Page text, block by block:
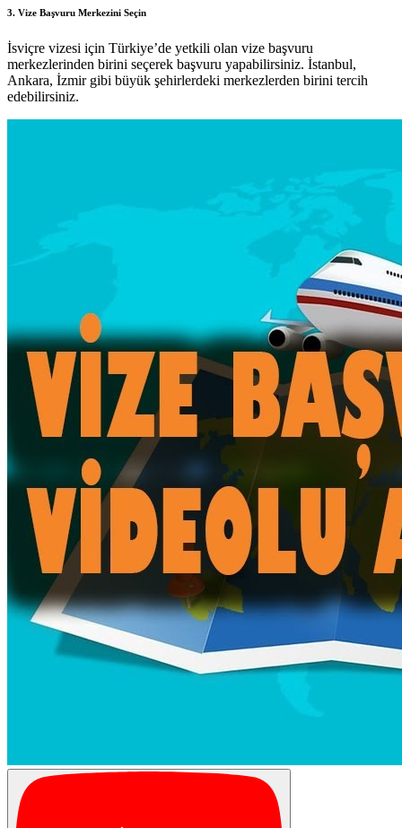
3. Vize Başvuru Merkezini Seçin
İsviçre vizesi için Türkiye’de yetkili olan vize başvuru
merkezlerinden birini seçerek başvuru yapabilirsiniz. İstanbul,
Ankara, İzmir gibi büyük şehirlerdeki merkezlerden birini tercih
edebilirsiniz.